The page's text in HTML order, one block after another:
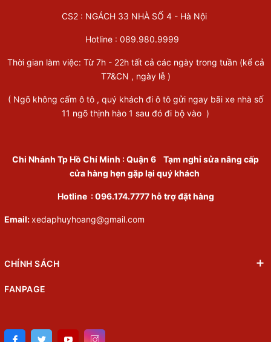
CS2 : NGÁCH 33 NHÀ SỐ 4 - Hà Nội
Hotline : 089.980.9999
Thời gian làm việc: Từ 7h - 22h tất cả các ngày trong tuần (kể cả
T7&CN , ngày lễ )
( Ngõ không cấm ô tô , quý khách đi ô tô gửi ngay bãi xe nhà số
11 ngõ thịnh hào 1 sau đó đi bộ vào )
Chi Nhánh Tp Hồ Chí Minh :Quận 6 Tạm nghỉ sửa nâng cấp
cửa hàng hẹn gặp lại quý khách
Hotline : 096.174.7777 hỗ trợ đặt hàng
Email:xedaphuyhoang@gmail.com
CHÍNH SÁCH
FANPAGE